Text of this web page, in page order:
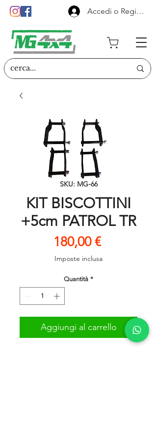
Accedi o Registrati
SKU: MG-66
KIT BISCOTTINI
+5cm PATROL TR
180,00 €Prezzo
Imposte inclusa
Quantità *
Aggiungi al carrello